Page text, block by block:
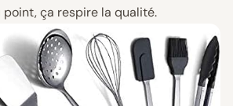
point, ça respire la qualité.